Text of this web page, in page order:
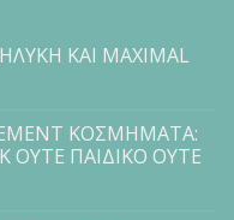
ΚΑΙ MAXIMAL
ΚΟΣΜΗΜΑΤΑ:
ΟΥΤΕ ΠΑΙΔΙΚΟ ΟΥΤΕ